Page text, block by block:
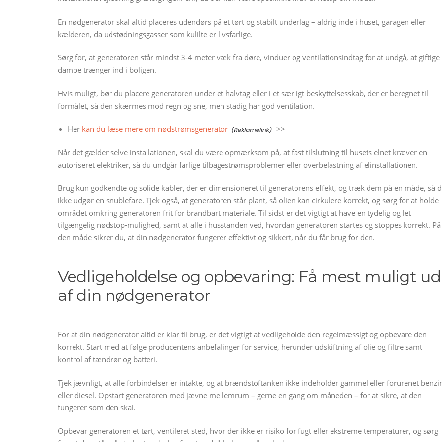
En nødgenerator skal altid placeres udendørs på et tørt og stabilt underlag – aldrig inde i huset, garagen eller
kælderen, da udstødningsgasser som kulilte er livsfarlige.
Sørg for, at generatoren står mindst 3-4 meter væk fra døre, vinduer og ventilationsindtag for at undgå, at giftige
dampe trænger ind i boligen.
Hvis muligt, bør du placere generatoren under et halvtag eller i et særligt beskyttelsesskab, der er beregnet til
formålet, så den skærmes mod regn og sne, men stadig har god ventilation.
Her kan du læse mere om nødstrømsgenerator >>
Når det gælder selve installationen, skal du være opmærksom på, at fast tilslutning til husets elnet kræver en
autoriseret elektriker, så du undgår farlige tilbagestrømsproblemer eller overbelastning af elinstallationen.
Brug kun godkendte og solide kabler, der er dimensioneret til generatorens effekt, og træk dem på en måde, så
ikke udgør en snublefare. Tjek også, at generatoren står plant, så olien kan cirkulere korrekt, og sørg for at holde
området omkring generatoren frit for brandbart materiale. Til sidst er det vigtigt at have en tydelig og let
tilgængelig nødstop-mulighed, samt at alle i husstanden ved, hvordan generatoren startes og stoppes korrekt. På
den måde sikrer du, at din nødgenerator fungerer effektivt og sikkert, når du får brug for den.
Vedligeholdelse og opbevaring: Få mest muligt ud
af din nødgenerator
For at din nødgenerator altid er klar til brug, er det vigtigt at vedligeholde den regelmæssigt og opbevare den
korrekt. Start med at følge producentens anbefalinger for service, herunder udskiftning af olie og filtre samt
kontrol af tændrør og batteri.
Tjek jævnligt, at alle forbindelser er intakte, og at brændstoftanken ikke indeholder gammel eller forurenet
eller diesel. Opstart generatoren med jævne mellemrum – gerne en gang om måneden – for at sikre, at den
fungerer som den skal.
Opbevar generatoren et tørt, ventileret sted, hvor der ikke er risiko for fugt eller ekstreme temperaturer, og sørg